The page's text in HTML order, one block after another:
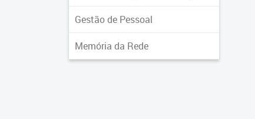
Gestão de Pessoal
Memória da Rede